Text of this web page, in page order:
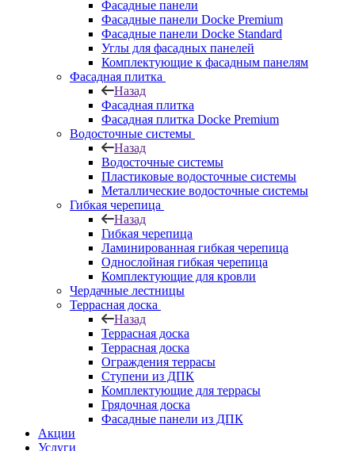
Фасадные панели
Фасадные панели Docke Premium
Фасадные панели Docke Standard
Углы для фасадных панелей
Комплектующие к фасадным панелям
Фасадная плитка
Назад
Фасадная плитка
Фасадная плитка Docke Premium
Водосточные системы
Назад
Водосточные системы
Пластиковые водосточные системы
Металлические водосточные системы
Гибкая черепица
Назад
Гибкая черепица
Ламинированная гибкая черепица
Однослойная гибкая черепица
Комплектующие для кровли
Чердачные лестницы
Террасная доска
Назад
Террасная доска
Террасная доска
Ограждения террасы
Ступени из ДПК
Комплектующие для террасы
Грядочная доска
Фасадные панели из ДПК
Акции
Услуги